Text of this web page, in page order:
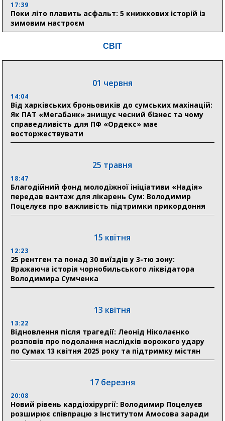
17:39
Поки літо плавить асфальт: 5 книжкових історій із
зимовим настроєм
УЗД та обладнання від партнерів із Німеччини
10:52
Кобзар домовляється із Червоним Хрестом про нові
укриття та енергетичну підтримку для Сумської
громади
Понад 8 мільйонів книжок згоріли. Як допомогти
«Ранку» та іншим видавництвам відновитися
04 серпня
20:41
на пенсії, страхові виплати та підтримку
03 серпня
18:54
прифронтової Сумщини: перша група оздоровилася
18:30
Ніколаєнко: у Сумах погодили 115 компенсацій на
відновлення житла майже на 6,6 млн грн
31 липня
21:01
До 19 400 гривень на паливо: Пенсійний фонд
СВІТ
01 червня
14:04
Від харківських броньовиків до сумських махінацій:
Як ПАТ «Мегабанк» знищує чесний бізнес та чому
справедливість для ПФ «Ордекс» має
восторжествувати
25 травня
18:47
Благодійний фонд молодіжної ініціативи «Надія»
передав вантаж для лікарень Сум: Володимир
Поцелуєв про важливість підтримки прикордоння
15 квітня
12:23
25 рентген та понад 30 виїздів у 3-тю зону:
Вражаюча історія чорнобильського ліквідатора
Володимира Сумченка
13 квітня
13:22
Відновлення після трагедії: Леонід Ніколаєнко
розповів про подолання наслідків ворожого удару
по Сумах 13 квітня 2025 року та підтримку містян
17 березня
20:08
Новий рівень кардіохірургії: Володимир Поцелуєв
розширює співпрацю з Інститутом Амосова заради